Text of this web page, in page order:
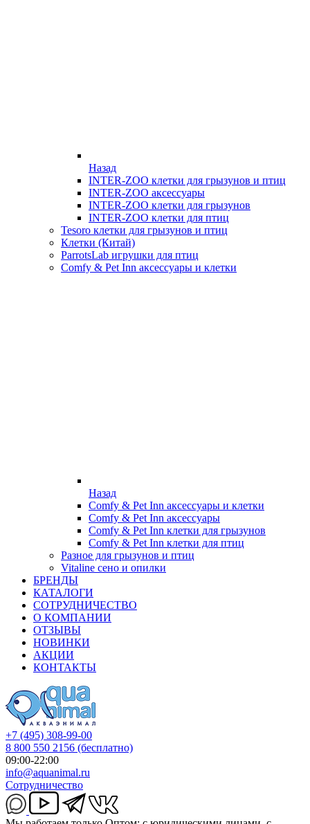
Назад
INTER-ZOO клетки для грызунов и птиц
INTER-ZOO аксессуары
INTER-ZOO клетки для грызунов
INTER-ZOO клетки для птиц
Tesoro клетки для грызунов и птиц
Клетки (Китай)
ParrotsLab игрушки для птиц
Comfy & Pet Inn аксессуары и клетки
Назад
Comfy & Pet Inn аксессуары и клетки
Comfy & Pet Inn аксессуары
Comfy & Pet Inn клетки для грызунов
Comfy & Pet Inn клетки для птиц
Разное для грызунов и птиц
Vitaline сено и опилки
БРЕНДЫ
КАТАЛОГИ
СОТРУДНИЧЕСТВО
О КОМПАНИИ
ОТЗЫВЫ
НОВИНКИ
АКЦИИ
КОНТАКТЫ
+7 (495) 308-99-00
8 800 550 2156 (бесплатно)
09:00-22:00
info@aquanimal.ru
Сотрудничество